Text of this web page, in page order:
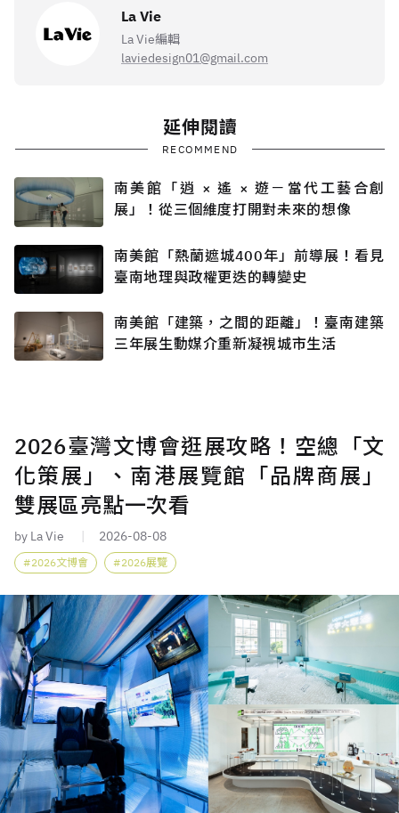
La Vie
La Vie編輯
laviedesign01@gmail.com
延伸閱讀
RECOMMEND
南美館「逍 × 遙 × 遊－當代工藝合創
展」！從三個維度打開對未來的想像
南美館「熱蘭遮城400年」前導展！看見
臺南地理與政權更迭的轉變史
南美館「建築，之間的距離」！臺南建築
三年展生動媒介重新凝視城市生活
2026臺灣文博會逛展攻略！空總「文
化策展」、南港展覽館「品牌商展」
雙展區亮點一次看
by La Vie 2026-08-08
2026文博會 2026展覽